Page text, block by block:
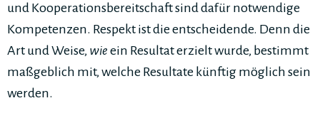
und Kooperationsbereitschaft sind dafür notwendige
Kompetenzen. Respekt ist die entscheidende. Denn die
Art und Weise, wie ein Resultat erzielt wurde, bestimmt
maßgeblich mit, welche Resultate künftig möglich sein
werden.